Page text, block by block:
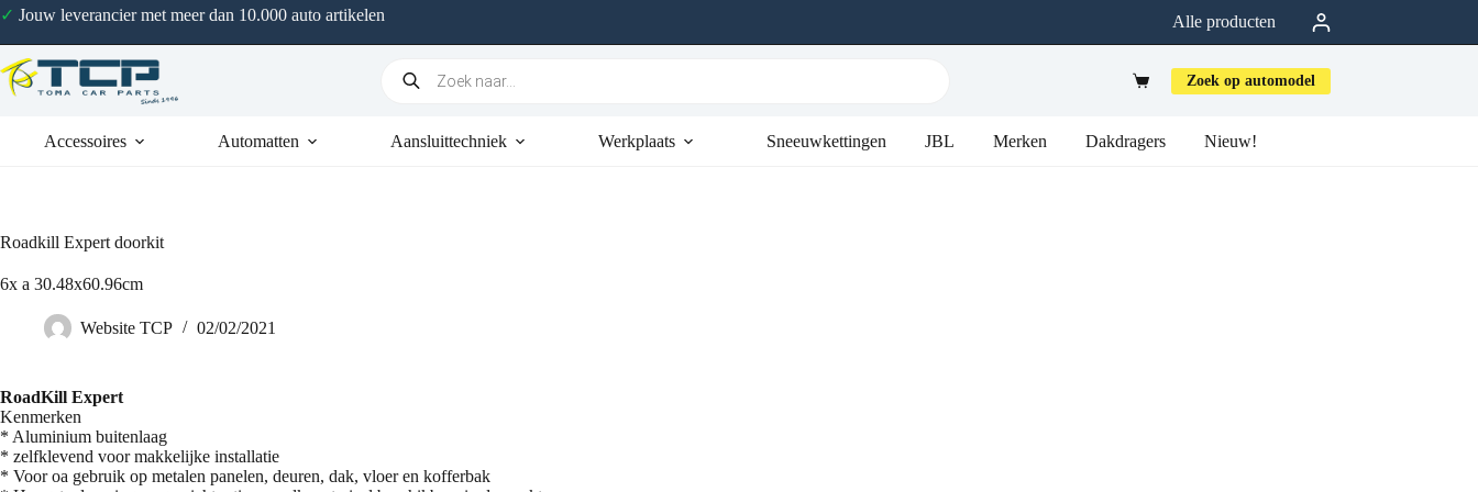
✓ Jouw leverancier met meer dan 10.000 auto artikelen Alle producten
Zoek op automodel
Accessoires Automatten Aansluittechniek Werkplaats Sneeuwkettingen JBL Merken Dakdragers Nieuw!
Roadkill Expert doorkit
6x a 30.48x60.96cm
Website TCP 02/02/2021
RoadKill Expert
Kenmerken
* Aluminium buitenlaag
* zelfklevend voor makkelijke installatie
* Voor oa gebruik op metalen panelen, deuren, dak, vloer en kofferbak